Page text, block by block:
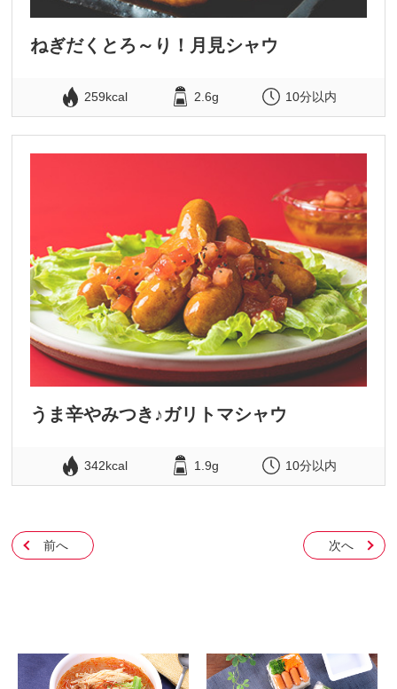
ねぎだくとろ～り！月見シャウ
259kcal 2.6g 10分以内
うま辛やみつき♪ガリトマシャウ
342kcal 1.9g 10分以内
前へ 次へ